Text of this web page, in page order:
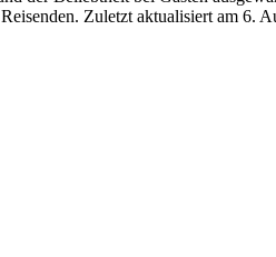
Zuletzt aktualisiert am 6.